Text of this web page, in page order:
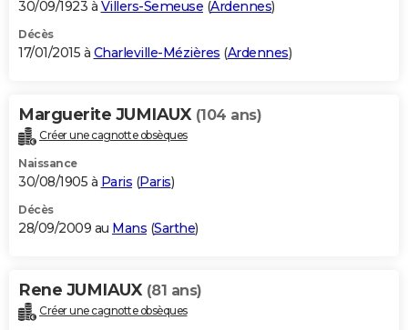
30/09/1923 à Villers-Semeuse (Ardennes)
Décès
17/01/2015 à Charleville-Mézières (Ardennes)
Marguerite JUMIAUX (104 ans)
Créer une cagnotte obsèques
Naissance
30/08/1905 à Paris (Paris)
Décès
28/09/2009 au Mans (Sarthe)
Rene JUMIAUX (81 ans)
Créer une cagnotte obsèques